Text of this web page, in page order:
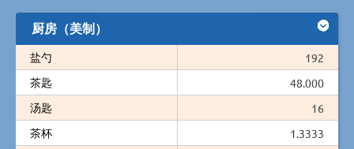
厨房（美制）
盐勺
192
茶匙
48.000
汤匙
16
茶杯
1.3333